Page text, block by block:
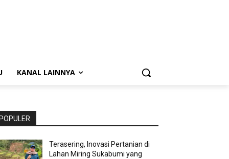
KANAL LAINNYA
POPULER
Terasering, Inovasi Pertanian di
Lahan Miring Sukabumi yang